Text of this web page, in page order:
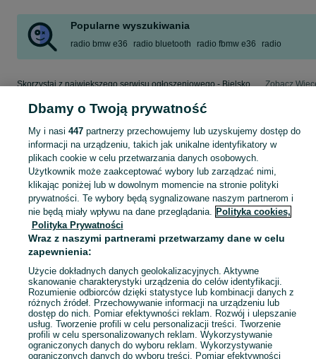
Popularne wyszukiwania
radio bmw e36 radio bluetooth radio fbmw e36 radio
Skorzystaj z największego serwisu ogłoszeniowego - Bielsko-Biała i okolice! - kupuj lub sprzedawaj jeszcze wygodniej w kategorii Sprzęt car audio! Zobacz
Mapa kategorii
Mapa miejscowości
Mapa ministron
Popularne wyszukiwania
Dbamy o Twoją prywatność
My i nasi 447partnerzy przechowujemy lub uzyskujemy dostęp do
informacji na urządzeniu, takich jak unikalne identyfikatory w
plikach cookie w celu przetwarzania danych osobowych.
Użytkownik może zaakceptować wybory lub zarządzać nimi,
klikając poniżej lub w dowolnym momencie na stronie polityki
prywatności. Te wybory będą sygnalizowane naszym partnerom i
nie będą miały wpływu na dane przeglądania. Polityka cookies,
Polityka Prywatności
Wraz z naszymi partnerami przetwarzamy dane w celu
zapewnienia:
Użycie dokładnych danych geolokalizacyjnych. Aktywne
skanowanie charakterystyki urządzenia do celów identyfikacji.
Rozumienie odbiorców dzięki statystyce lub kombinacji danych z
różnych źródeł. Przechowywanie informacji na urządzeniu lub
dostęp do nich. Pomiar efektywności reklam. Rozwój i ulepszanie
usług. Tworzenie profili w celu personalizacji treści. Tworzenie
profili w celu spersonalizowanych reklam. Wykorzystywanie
ograniczonych danych do wyboru reklam. Wykorzystywanie
ograniczonych danych do wyboru treści. Pomiar efektywności